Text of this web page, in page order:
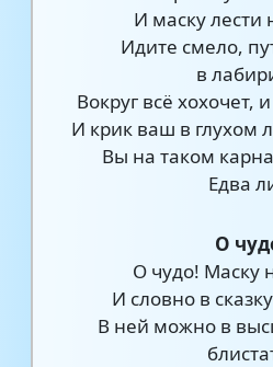
И маску лести
Идите смело,
в
Вокруг всё хохочет,
И крик ваш в глухом
Вы на таком
Едва
О
О чудо! Маску
И словно в
В ней можно в